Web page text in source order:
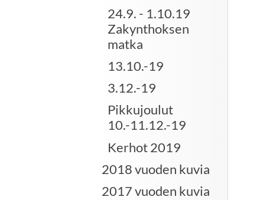
24.9. - 1.10.19
Zakynthoksen
matka
13.10.-19
3.12.-19
Pikkujoulut
10.-11.12.-19
Kerhot 2019
2018 vuoden kuvia
2017 vuoden kuvia